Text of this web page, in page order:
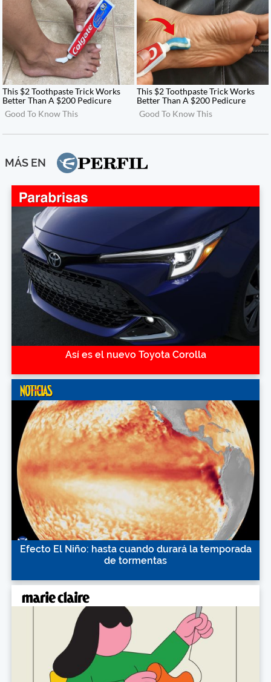
MÁS EN
Así es el nuevo Toyota Corolla
Efecto El Niño: hasta cuando durará la temporada
de tormentas